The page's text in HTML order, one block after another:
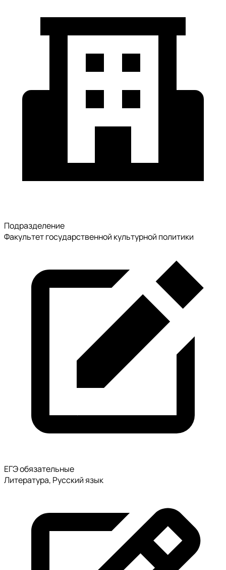
Подразделение
Факультет государственной культурной политики
ЕГЭ обязательные
Литература, Русский язык